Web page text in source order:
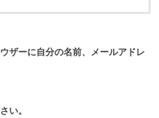
ザーに自分の名前、メールアドレ
い。